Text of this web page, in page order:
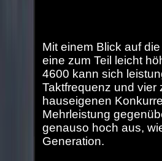
Mit einem Blick auf
eine zum Teil leicht
4600 kann sich
Taktfrequenz und
hauseigenen
Mehrleistung
genauso hoch aus,
Generation.